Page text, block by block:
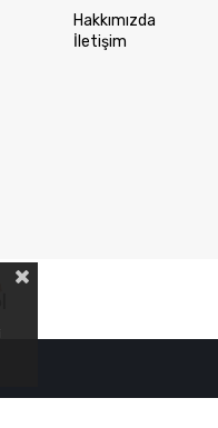
Hakkımızda
İletişim